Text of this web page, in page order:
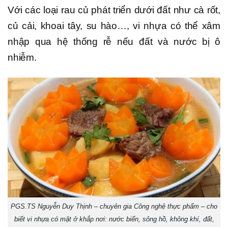
Với các loại rau củ phát triển dưới đất như cà rốt,
củ cải, khoai tây, su hào…, vi nhựa có thể xâm
nhập qua hệ thống rễ nếu đất và nước bị ô
nhiễm.
PGS.TS Nguyễn Duy Thịnh – chuyên gia Công nghệ thực phẩm – cho
biết vi nhựa có mặt ở khắp nơi: nước biển, sông hồ, không khí, đất,